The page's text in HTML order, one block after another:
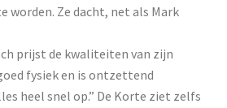
worden. Ze dacht, net als Mark
prijst de kwaliteiten van zijn
fysiek en is ontzettend
heel snel op.” De Korte ziet zelfs